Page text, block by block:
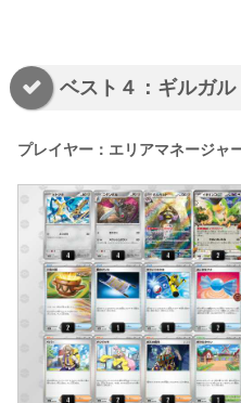
ベスト４：ギルガル
プレイヤー：エリアマネージャ